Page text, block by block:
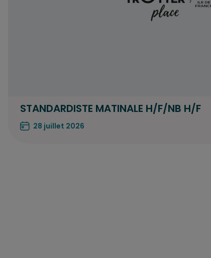
STANDARDISTE MATINALE H/F/NB H/F
28 juillet 2026